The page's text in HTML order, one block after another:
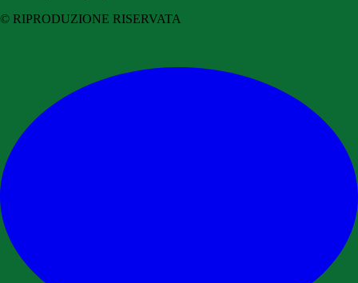
© RIPRODUZIONE RISERVATA